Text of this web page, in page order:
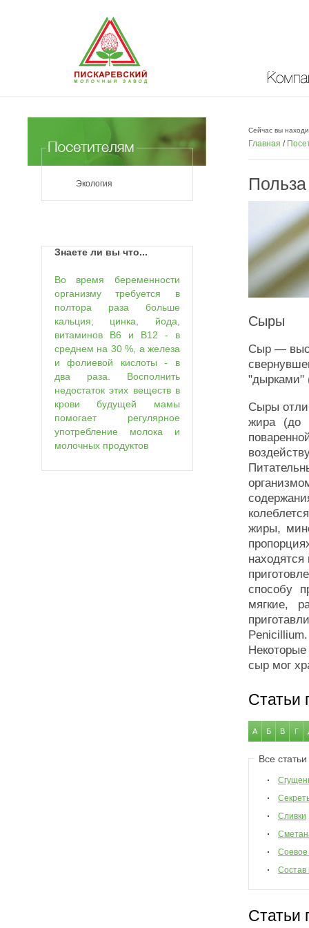
Экология
Знаете ли вы что...
Во время беременности
организму требуется в
полтора раза больше
кальция; цинка, йода,
витаминов В6 и В12 - в
среднем на 30 %, а железа
и фолиевой кислоты - в
два раза. Восполнить
недостаток этих веществ в
крови будущей мамы
помогает регулярное
употребление молока и
молочных продуктов
Сейчас вы
Главная /
Сыры
Сыр —
"дырками"
Сыры
жира (до
жиры,
способу
мягкие,
сыр мог
Статьи
А Б В Г
Все
Сливки
Соевое
Состав
Статьи